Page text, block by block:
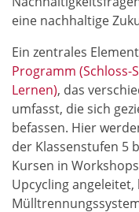
eine nachhaltige
Ein zentrales
Programm (Schloss-
Lernen), das
umfasst, die sich
befassen. Hier
der Klassenstufen 5
Kursen in
Upcycling